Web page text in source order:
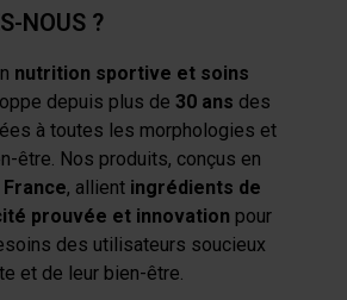
NOUS ?
nutrition sportive et soins
depuis plus de 30 ans des
à toutes les morphologies et
être. Nos produits, conçus en
, allient ingrédients de
prouvée et innovation pour
des utilisateurs soucieux
et de leur bien-être.